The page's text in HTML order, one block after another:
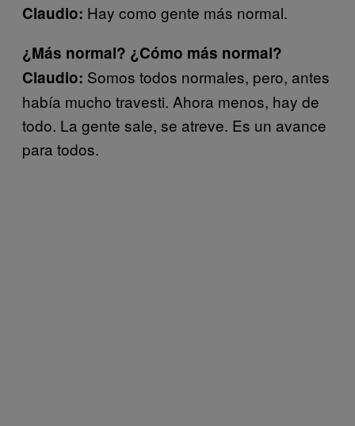
Claudio: Hay como gente más normal.
¿Más normal? ¿Cómo más normal?
Claudio: Somos todos normales, pero, antes
había mucho travesti. Ahora menos, hay de
todo. La gente sale, se atreve. Es un avance
para todos.